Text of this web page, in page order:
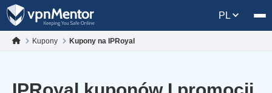
PL
Kupony Kupony na IPRoyal